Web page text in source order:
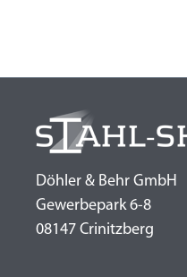
Döhler & Behr GmbH
Gewerbepark 6-8
08147 Crinitzberg